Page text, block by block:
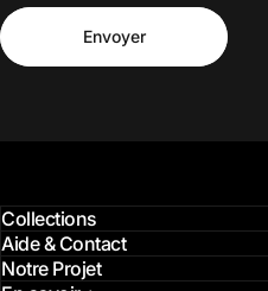
Envoyer
Envoyer
Collections
Aide & Contact
Notre Projet